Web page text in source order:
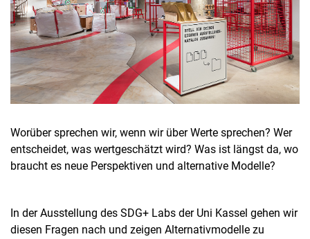
Abgeschlossene Promotionen
Pressearchiv
Geschichte des Fachbereich Ökologische Agrarwissenschaften
Witzenhausen und der Kolonialismus
Worüber sprechen wir, wenn wir über Werte sprechen? Wer
entscheidet, was wertgeschätzt wird? Was ist längst da, wo
braucht es neue Perspektiven und alternative Modelle?
In der Ausstellung des SDG+ Labs der Uni Kassel gehen wir
diesen Fragen nach und zeigen Alternativmodelle zu